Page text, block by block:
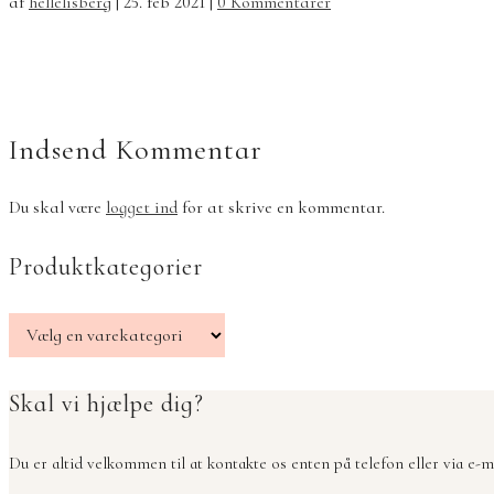
Indsend Kommentar
Du skal være logget ind for at skrive en kommentar.
Produktkategorier
Skal vi hjælpe dig?
Du er altid velkommen til at kontakte os enten på telefon eller via e-